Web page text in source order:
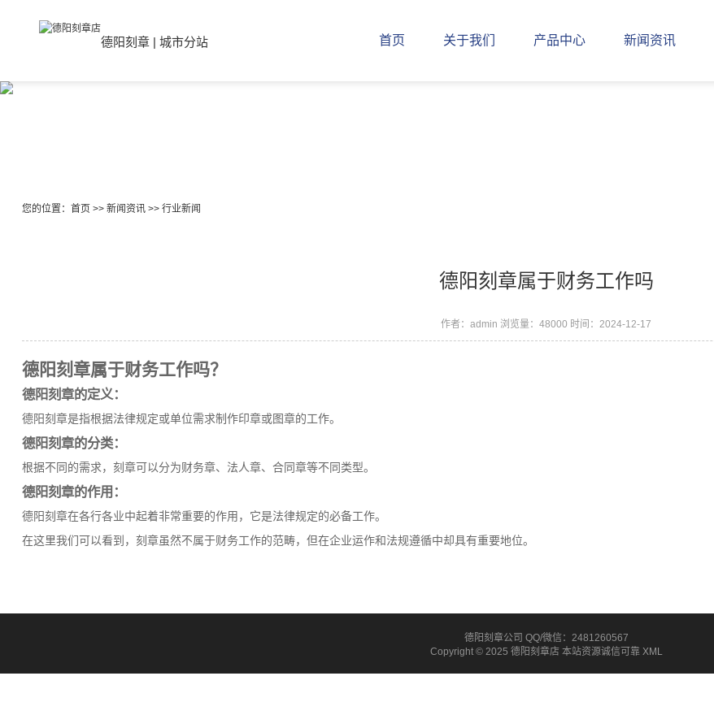
德阳刻章 | 城市分站 首页 关于我们 产品中心 新闻资讯
您的位置： 首页>> 新闻资讯>> 行业新闻
德阳刻章属于财务工作吗
作者：admin 浏览量：48000 时间：2024-12-17
德阳刻章属于财务工作吗？
德阳刻章的定义：
德阳刻章是指根据法律规定或单位需求制作印章或图章的工作。
德阳刻章的分类：
根据不同的需求，刻章可以分为财务章、法人章、合同章等不同类型。
德阳刻章的作用：
德阳刻章在各行各业中起着非常重要的作用，它是法律规定的必备工作。
在这里我们可以看到，刻章虽然不属于财务工作的范畴，但在企业运作和法规遵循中却具有重要地位。
德阳刻章公司 QQ/微信：2481260567
Copyright © 2025 德阳刻章店 本站资源诚信可靠 XML